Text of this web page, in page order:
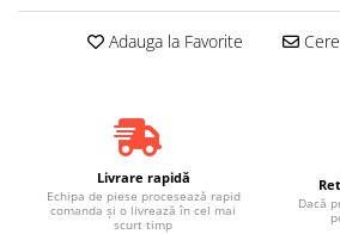
Adauga la Favorite
Livrare rapidă
Echipa de piese procesează rapid
comanda și o livrează în cel mai
scurt timp
Dacă